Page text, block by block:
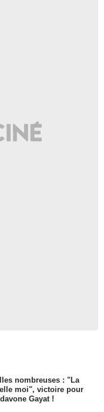
nombreuses : "La
moi", victoire pour
Gayat !